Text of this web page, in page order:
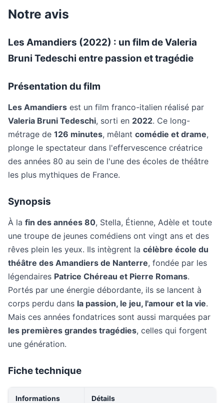
Notre avis
Les Amandiers (2022) : un film de Valeria
Bruni Tedeschi entre passion et tragédie
Présentation du film
Les Amandiers est un film franco-italien réalisé par
Valeria Bruni Tedeschi, sorti en 2022. Ce long-
métrage de 126 minutes, mêlant comédie et drame,
plonge le spectateur dans l'effervescence créatrice
des années 80 au sein de l'une des écoles de théâtre
les plus mythiques de France.
Synopsis
À la fin des années 80, Stella, Étienne, Adèle et toute
une troupe de jeunes comédiens ont vingt ans et des
rêves plein les yeux. Ils intègrent la célèbre école du
théâtre des Amandiers de Nanterre, fondée par les
légendaires Patrice Chéreau et Pierre Romans.
Portés par une énergie débordante, ils se lancent à
corps perdu dans la passion, le jeu, l'amour et la vie.
Mais ces années fondatrices sont aussi marquées par
les premières grandes tragédies, celles qui forgent
une génération.
Fiche technique
Informations Détails